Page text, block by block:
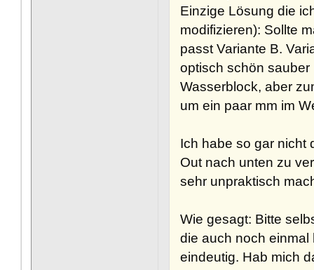
Einzige Lösung die
modifizieren): Sollte
passt Variante B.
optisch schön sauber
Wasserblock, aber
um ein paar mm im
Ich habe so gar nicht
Out nach unten zu
sehr unpraktisch
Wie gesagt: Bitte
die auch noch
eindeutig. Hab mich